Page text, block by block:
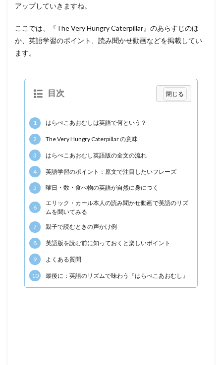
アップしていきますね。
ここでは、『The Very Hungry Caterpillar』のあらすじのほ
か、英語学習のポイント、読み聞かせ動画などを掲載してい
ます。
目次
1 はらぺこあおむしは英語で何という？
2 The Very Hungry Caterpillar の意味
3 はらぺこあおむし英語版の全文の流れ
4 英語学習のポイント：原文で注目したいフレーズ
5 曜日・数・食べ物の英語が自然に身につく
6
エリック・カール本人の読み聞かせ動画で英語のリズ
ムを聞いてみる
7 親子で読むときの声かけ例
8 英語版を読む前に知っておくと楽しいポイント
9 よくある質問
10 最後に：英語のリズムで味わう『はらぺこあおむし』